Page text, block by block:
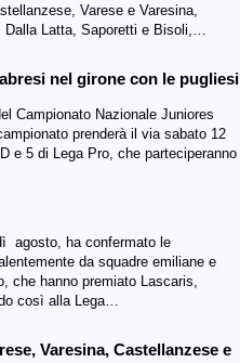
Varese e Varesina,
Dalla Latta, Saporetti e Bisoli,…
nel girone con le pugliesi
Campionato Nazionale Juniores
prenderà il via sabato 12
e 5 di Lega Pro, che parteciperanno
agosto, ha confermato le
da squadre emiliane e
che hanno premiato Lascaris,
così alla Lega…
Varesina, Castellanzese e